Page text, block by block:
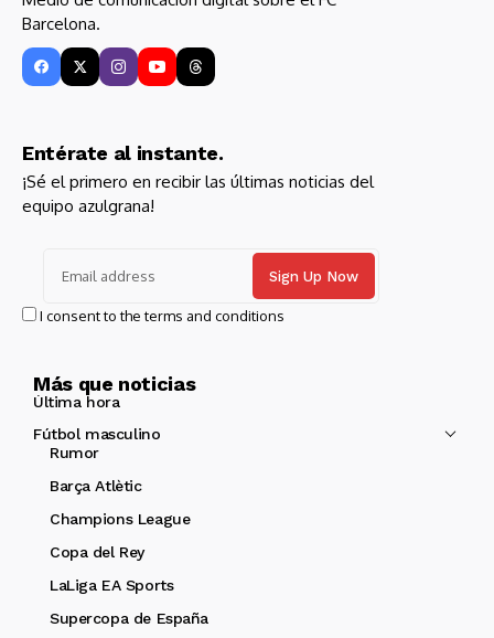
Barcelona.
Entérate al instante.
¡Sé el primero en recibir las últimas noticias del
equipo azulgrana!
I consent to the terms and conditions
Más que noticias
Última hora
Fútbol masculino
Rumor
Barça Atlètic
Champions League
Copa del Rey
LaLiga EA Sports
Supercopa de España